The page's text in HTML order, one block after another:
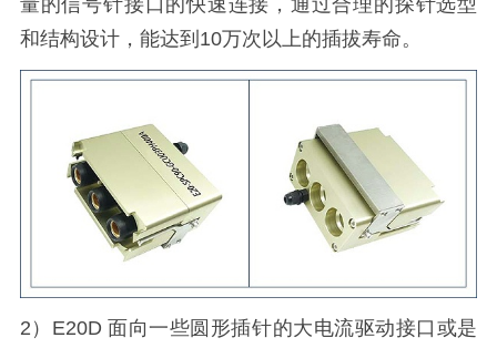
量的信号针接口的快速连接，通过合理的探针选型
和结构设计，能达到10万次以上的插拔寿命。
2）E20D 面向一些圆形插针的大电流驱动接口或是